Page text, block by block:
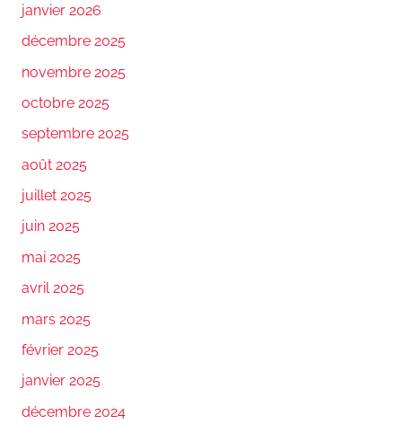
janvier 2026
décembre 2025
novembre 2025
octobre 2025
septembre 2025
août 2025
juillet 2025
juin 2025
mai 2025
avril 2025
mars 2025
février 2025
janvier 2025
décembre 2024